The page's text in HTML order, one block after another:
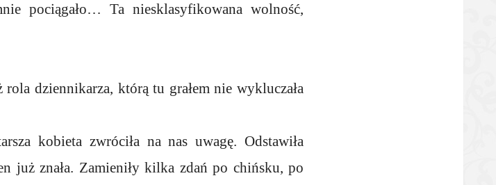
pociągało… Ta niesklasyfikowana wolność,
dziennikarza, którą tu grałem nie wykluczała
kobieta zwróciła na nas uwagę. Odstawiła
już znała. Zamieniły kilka zdań po chińsku, po